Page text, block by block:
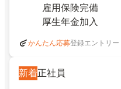
雇用保険完備
厚生年金加入
かんたん応募登録エントリー
新着正社員